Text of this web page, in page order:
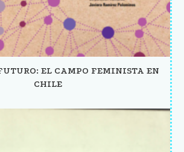
EL CAMPO FEMINISTA EN
CHILE